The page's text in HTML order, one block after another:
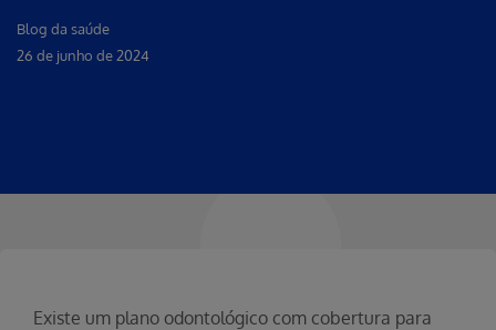
Blog da saúde
26 de junho de 2024
Existe um plano odontológico com cobertura para